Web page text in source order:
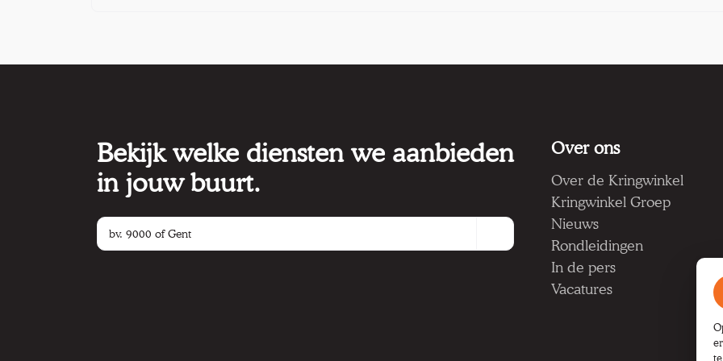
Bekijk welke diensten we aanbieden
in jouw buurt.
Over ons
Over de Kringwinkel
Kringwinkel Groep
Nieuws
Rondleidingen
In de pers
Vacatures